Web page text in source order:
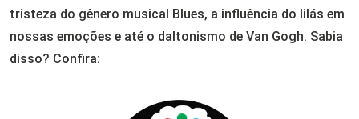
tristeza do gênero musical Blues, a influência do lilás em
nossas emoções e até o daltonismo de Van Gogh. Sabia
disso? Confira: